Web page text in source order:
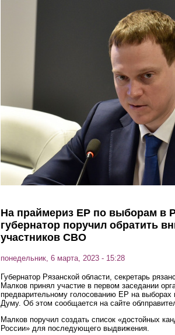
На праймериз ЕР по выборам в
губернатор поручил обратить
участников СВО
понедельник, 6 марта, 2023 - 15:28
Губернатор Рязанской области, секретарь
Малков принял участие в первом заседании
предварительному голосованию ЕР на выборах
Думу. Об этом сообщается на сайте
Малков поручил создать список «достойных
России» для последующего выдвижения.